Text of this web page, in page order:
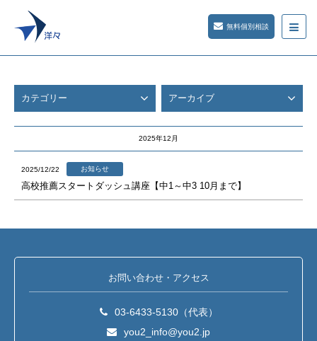
無料個別相談
カテゴリー アーカイブ
2025年12月
2025/12/22 お知らせ
高校推薦スタートダッシュ講座【中1～中3 10月まで】
お問い合わせ・アクセス
03-6433-5130（代表）
you2_info@you2.jp